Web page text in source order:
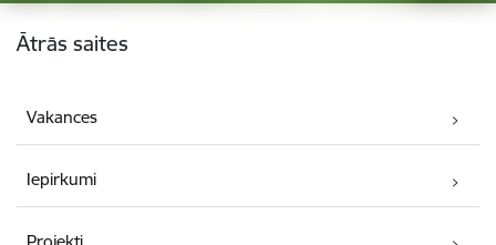
Kājene
Ātrās saites
Vakances
Iepirkumi